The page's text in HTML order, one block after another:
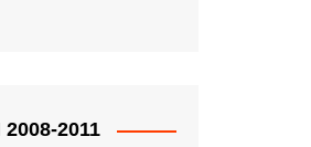
2011